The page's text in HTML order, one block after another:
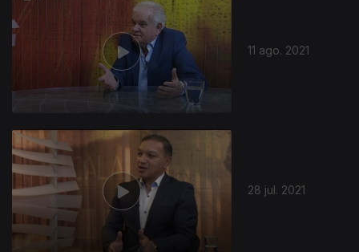
11 ago. 2021
28 jul. 2021